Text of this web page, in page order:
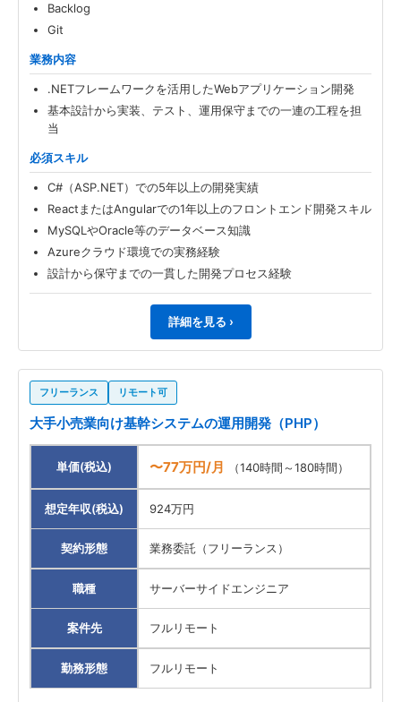
Backlog
Git
業務内容
.NETフレームワークを活用したWebアプリケーション開発
基本設計から実装、テスト、運用保守までの一連の工程を担
当
必須スキル
C#（ASP.NET）での5年以上の開発実績
ReactまたはAngularでの1年以上のフロントエンド開発スキル
MySQLやOracle等のデータベース知識
Azureクラウド環境での実務経験
設計から保守までの一貫した開発プロセス経験
詳細を見る ›
フリーランス リモート可
大手小売業向け基幹システムの運用開発（PHP）
単価(税込) 〜77万円/月 （140時間～180時間）
想定年収(税込) 924万円
契約形態 業務委託（フリーランス）
職種 サーバーサイドエンジニア
案件先 フルリモート
勤務形態 フルリモート